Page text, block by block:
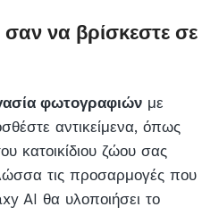
να βρίσκεστε σε
φωτογραφιών με
αντικείμενα, όπως
κατοικίδιου ζώου σας
τις προσαρμογές που
AI θα υλοποιήσει το